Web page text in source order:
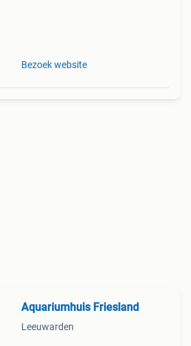
Bezoek website
Aquariumhuis Friesland
Leeuwarden